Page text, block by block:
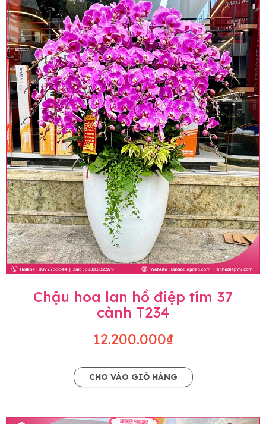
Chậu hoa lan hồ điệp tím 37
cành T234
12.200.000₫
CHO VÀO GIỎ HÀNG